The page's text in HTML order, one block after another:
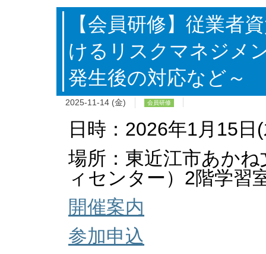
【会員研修】従業者
けるリスクマネジメ
発生後の対応など～
2025-11-14 (金) 会員研修
日時：2026年1月15
場所：東近江市あか
ィセンター）2階学習
開催案内
参加申込